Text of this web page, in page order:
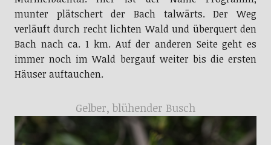
munter plätschert der Bach talwärts. Der Weg
verläuft durch recht lichten Wald und überquert den
Bach nach ca. 1 km. Auf der anderen Seite geht es
immer noch im Wald bergauf weiter bis die ersten
Häuser auftauchen.
Gelber, blühender Busch